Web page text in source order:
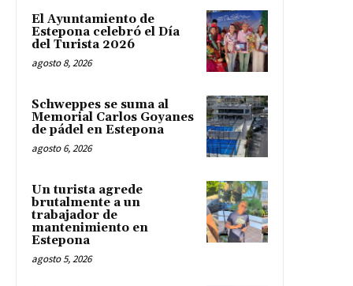
El Ayuntamiento de
Estepona celebró el Día
del Turista 2026
agosto 8, 2026
Schweppes se suma al
Memorial Carlos Goyanes
de pádel en Estepona
agosto 6, 2026
Un turista agrede
brutalmente a un
trabajador de
mantenimiento en
Estepona
agosto 5, 2026